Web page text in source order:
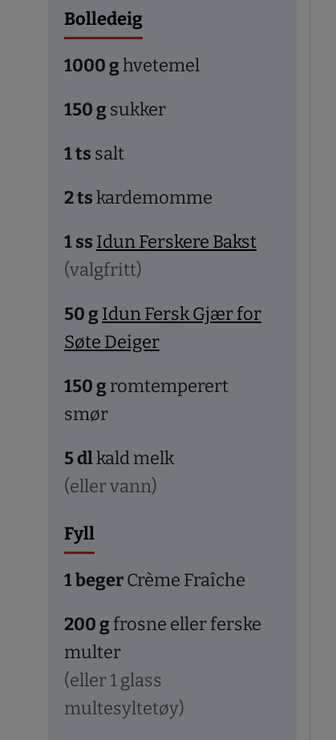
Bolledeig
1000ghvetemel
150g sukker
1ts salt
2tskardemomme
1ss Idun Ferskere Bakst
(valgfritt)
50g Idun Fersk Gjær for
Søte Deiger
150g romtemperert
smør
5dlkald melk
(eller vann)
Fyll
1begerCrème Fraîche
200g frosne eller ferske
multer
(eller 1 glass
multesyltetøy)